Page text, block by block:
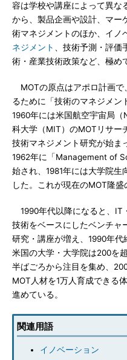
容は学校や講座によって異な
から、製品企画や設計、マー
術マネジメントのほか、イノ
ネジメント
、技術予測・評
術・産業技術政策など、極め
MOTの原点はアポロ計画で
るために「技術のマネジメン
1960年には米国航空宇宙局
科大学（MIT）のMOTリサー
技術マネジメント研究が始ま
1962年に「Management of
始され、1981年には大学院
した。これが現在のMOT隆盛
1990年代以降になると、IT
技術をベースにしたベンチャ
研究・講座が増え、1990年
米国の大学・大学院は200を
半ばごろから注目を集め、
MOT人材を1万人育成できる
進めている。
関連用語
イノベーション